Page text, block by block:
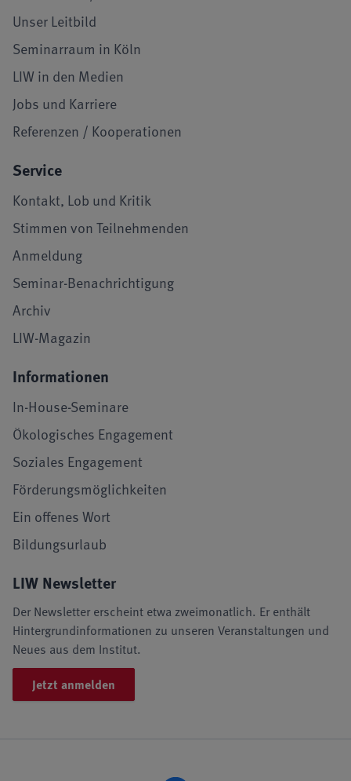
Unser Leitbild
Seminarraum in Köln
LIW in den Medien
Jobs und Karriere
Referenzen / Kooperationen
Service
Kontakt, Lob und Kritik
Stimmen von Teilnehmenden
Anmeldung
Seminar-Benachrichtigung
Archiv
LIW-Magazin
Informationen
In-House-Seminare
Ökologisches Engagement
Soziales Engagement
Förderungsmöglichkeiten
Ein offenes Wort
Bildungsurlaub
LIW Newsletter
Der Newsletter erscheint etwa zweimonatlich. Er enthält
Hintergrundinformationen zu unseren Veranstaltungen und
Neues aus dem Institut.
Jetzt anmelden